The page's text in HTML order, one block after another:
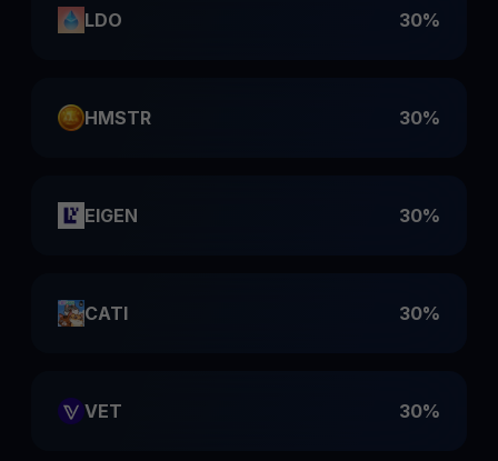
LDO 30%
HMSTR 30%
EIGEN 30%
CATI 30%
VET 30%